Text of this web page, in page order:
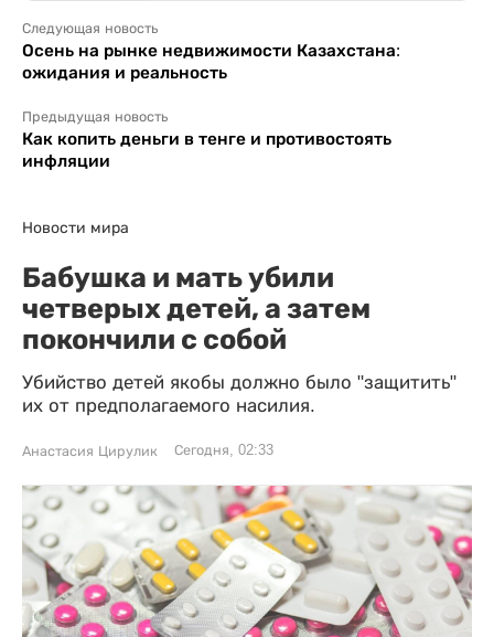
Следующая новость
Осень на рынке недвижимости Казахстана:
ожидания и реальность
Предыдущая новость
Как копить деньги в тенге и противостоять
инфляции
Новости мира
Бабушка и мать убили
четверых детей, а затем
покончили с собой
Убийство детей якобы должно было "защитить"
их от предполагаемого насилия.
Анастасия Цирулик Сегодня, 02:33